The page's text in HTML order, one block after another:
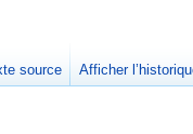
source Afficher